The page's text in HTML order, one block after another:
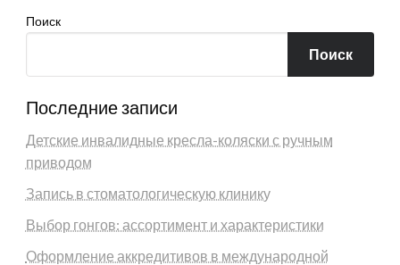
Поиск
Поиск
Последние записи
Детские инвалидные кресла-коляски с ручным
приводом
Запись в стоматологическую клинику
Выбор гонгов: ассортимент и характеристики
Оформление аккредитивов в международной